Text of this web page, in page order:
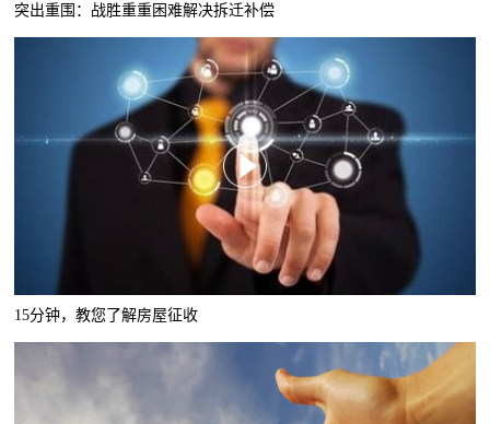
突出重围：战胜重重困难解决拆迁补偿
15分钟，教您了解房屋征收